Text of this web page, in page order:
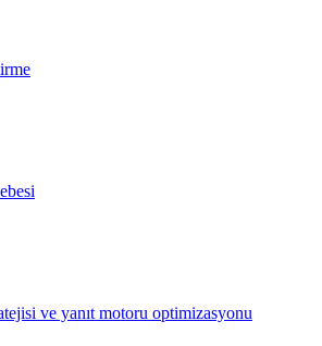
ve yanıt motoru optimizasyonu